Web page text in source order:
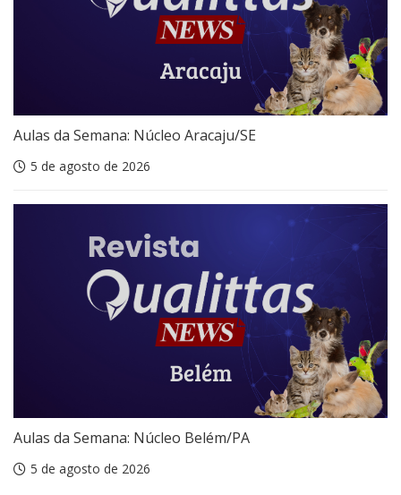
Aulas da Semana: Núcleo Aracaju/SE
5 de agosto de 2026
Aulas da Semana: Núcleo Belém/PA
5 de agosto de 2026